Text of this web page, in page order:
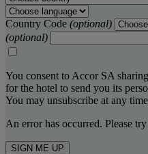
Country Code (optional)
(optional)
You consent to Accor SA
for the hotel to send you its
You may unsubscribe at any
An error has occurred. Please
SIGN ME UP